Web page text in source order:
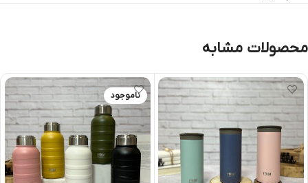
محصولات مشابه
ناموجود